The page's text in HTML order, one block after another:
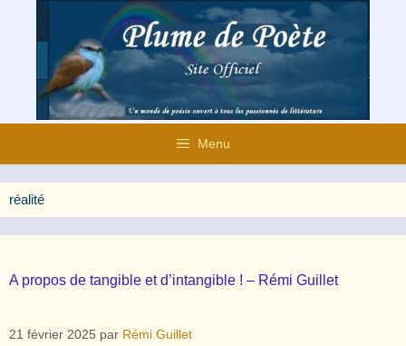
contenu
Menu
réalité
A propos de tangible et d’intangible ! – Rémi Guillet
21 février 2025 par Rémi Guillet